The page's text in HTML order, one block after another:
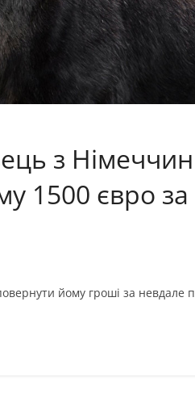
з
1500 євро
йому гроші за невдале